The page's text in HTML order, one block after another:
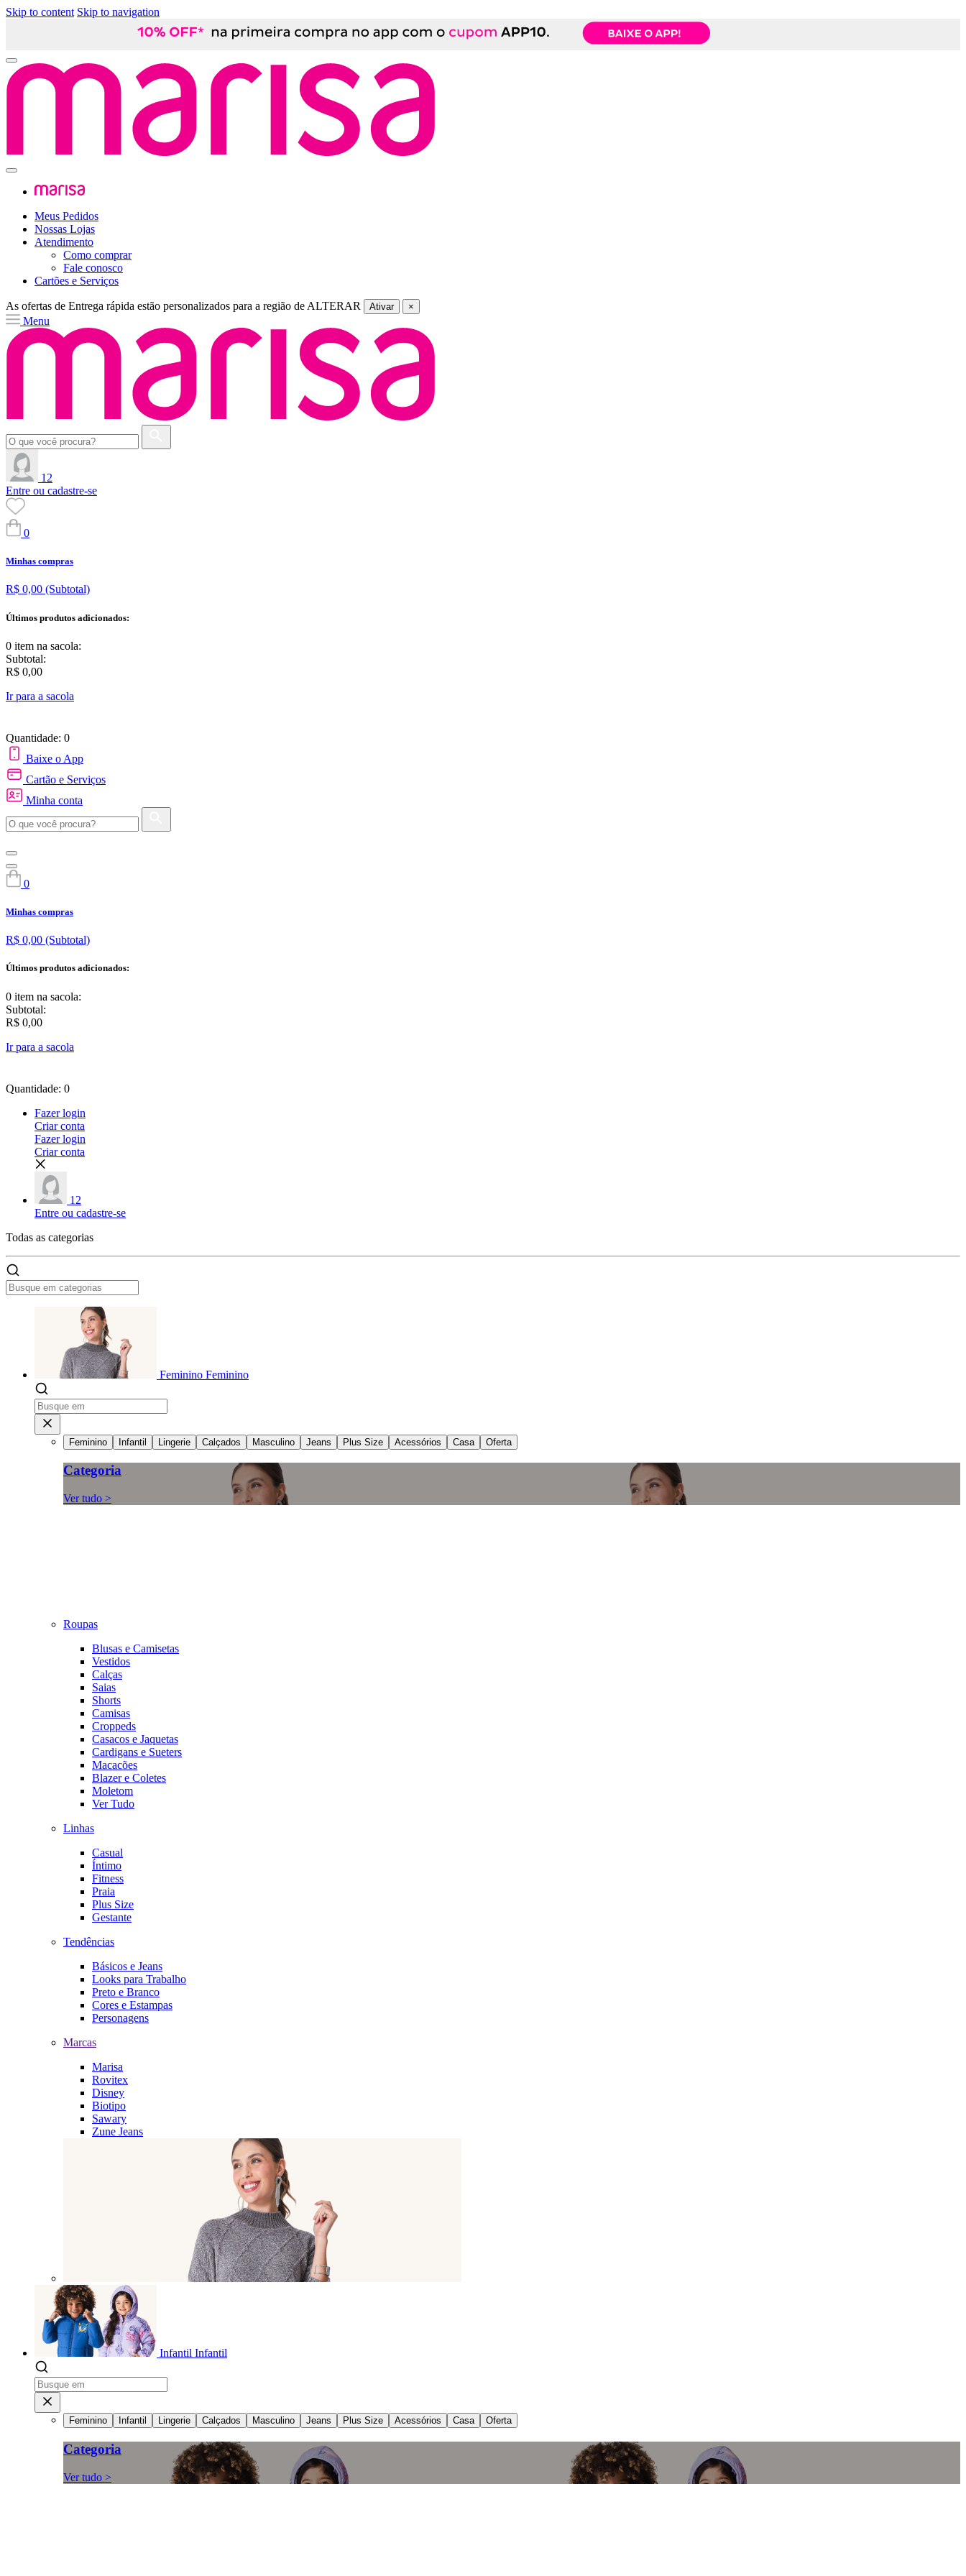
Skip to content Skip to navigation
Meus Pedidos
Nossas Lojas
Atendimento
Como comprar
Fale conosco
Cartões e Serviços
As ofertas de Entrega rápida estão personalizados para a região de ALTERAR Ativar ×
Menu
12
Entre ou cadastre-se
0
Minhas compras
R$ 0,00 (Subtotal)
Últimos produtos adicionados:
0 item na sacola:
Subtotal:
R$ 0,00
Ir para a sacola
Quantidade: 0
Baixe o App
Cartão e Serviços
Minha conta
0
Minhas compras
R$ 0,00 (Subtotal)
Últimos produtos adicionados:
0 item na sacola:
Subtotal:
R$ 0,00
Ir para a sacola
Quantidade: 0
Fazer login
Criar conta
Fazer login
Criar conta
12
Entre ou cadastre-se
Todas as categorias
Feminino Feminino
Feminino Infantil Lingerie Calçados Masculino Jeans Plus Size Acessórios Casa Oferta
Categoria
Ver tudo >
Roupas
Blusas e Camisetas
Vestidos
Calças
Saias
Shorts
Camisas
Croppeds
Casacos e Jaquetas
Cardigans e Sueters
Macacões
Blazer e Coletes
Moletom
Ver Tudo
Linhas
Casual
Íntimo
Fitness
Praia
Plus Size
Gestante
Tendências
Básicos e Jeans
Looks para Trabalho
Preto e Branco
Cores e Estampas
Personagens
Marcas
Marisa
Rovitex
Disney
Biotipo
Sawary
Zune Jeans
Infantil Infantil
Feminino Infantil Lingerie Calçados Masculino Jeans Plus Size Acessórios Casa Oferta
Categoria
Ver tudo >